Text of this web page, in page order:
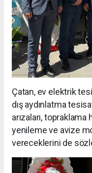
Çatan, ev elektrik
dış aydınlatma
arızaları,
yenileme ve avize
vereceklerini de